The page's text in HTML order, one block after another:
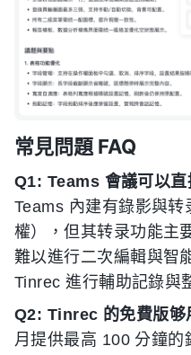
常見問題 FAQ
Q1: Teams 會議可以直
Teams 內建有錄影與转
權），但其转录功能主
難以進行二次編輯與智
Tinrec 進行輔助記錄與
Q2: Tinrec 的免費版够
月提供最高 100 分鐘